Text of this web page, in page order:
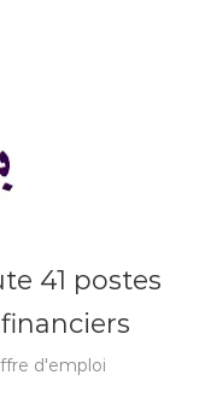
41 postes
d'emploi